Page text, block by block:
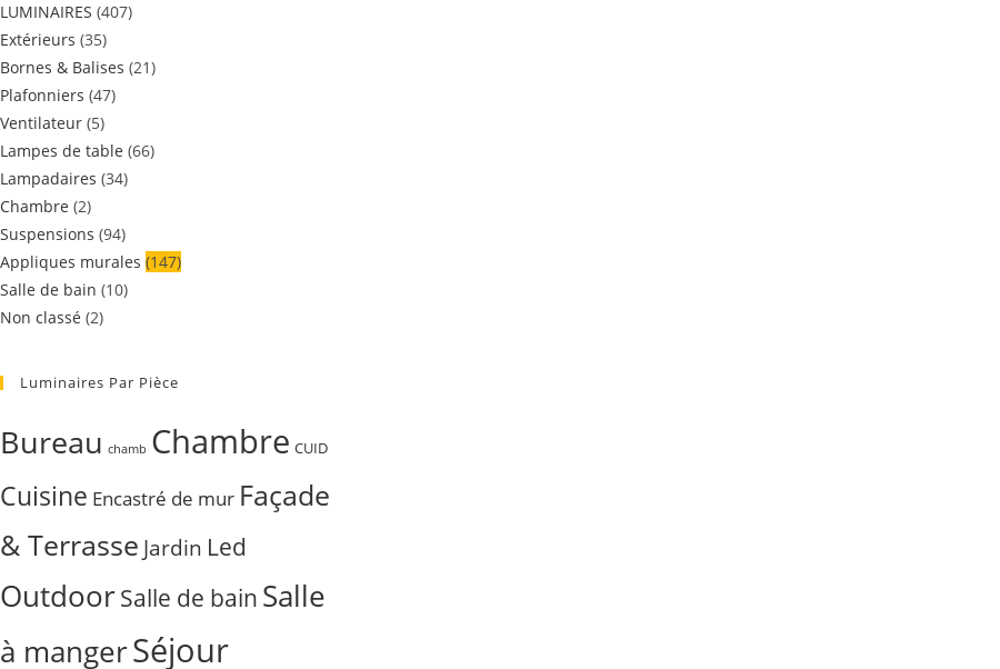
LUMINAIRES (407)
Extérieurs (35)
Bornes & Balises (21)
Plafonniers (47)
Ventilateur (5)
Lampes de table (66)
Lampadaires (34)
Chambre (2)
Suspensions (94)
Appliques murales (147)
Salle de bain (10)
Non classé (2)
Luminaires Par Pièce
Bureau chamb Chambre CUID
Cuisine Encastré de mur Façade
& Terrasse Jardin Led
OutdoorSalle de bain Salle
à mangerSéjour